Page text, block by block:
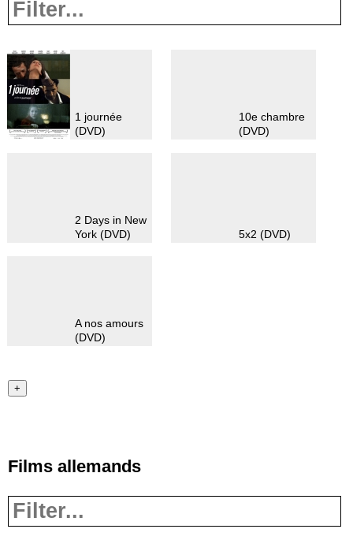
1 journée
(DVD)
10e chambre
(DVD)
2 Days in New
York (DVD)
5x2 (DVD)
A nos amours
(DVD)
+
Films allemands